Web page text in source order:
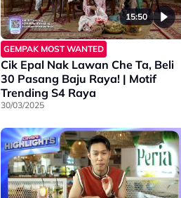
15:50
GEMPAK MOST WANTED
Cik Epal Nak Lawan Che Ta, Beli
30 Pasang Baju Raya! | Motif
Trending S4 Raya
30/03/2025